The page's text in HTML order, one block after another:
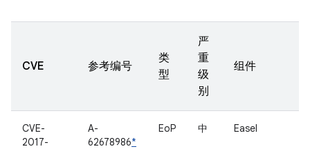
CVE 参考编号
类
型
严
重
级
别
组件
CVE-
2017-
A-
62678986*
EoP 中 Easel